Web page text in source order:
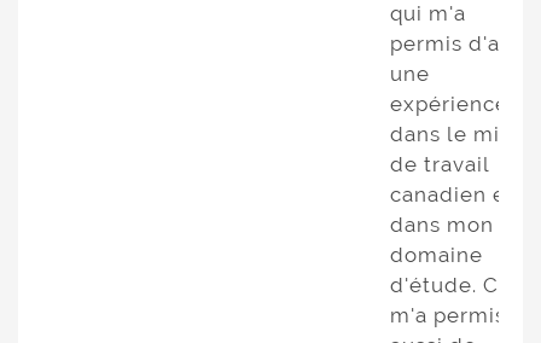
qui m'a
permis d'avoir
une
expérience
dans le milieu
de travail
canadien et
dans mon
domaine
d'étude. Cela
m'a permis